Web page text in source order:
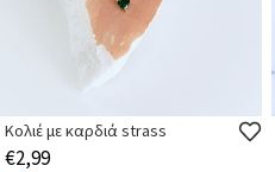
Κολιέ με καρδιά strass
€2,99